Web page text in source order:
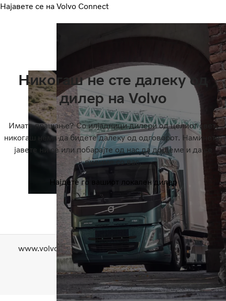
Најавете се на Volvo Connect
Никогаш не сте далеку од
дилер на Volvo
Имате прашање? Со илјадници дилери од целиот свет,
никогаш нема да бидете далеку од одговорот. Наминете,
јавете ни се или побарајте од нас да дојдеме и да се
видиме со вас.
Најдете го вашиот локален дилер
Copyright AB Volvo 2026
www.volvotrucks.com Контактирајте нѐПриватност
За веб-колачињата